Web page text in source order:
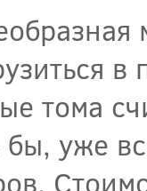
тома
бы, уже